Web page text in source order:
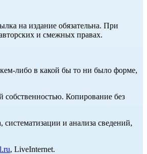
на издание обязательна. При
и смежных правах.
либо в какой бы то ни было форме,
Копирование без
и анализа сведений,
, LiveInternet.